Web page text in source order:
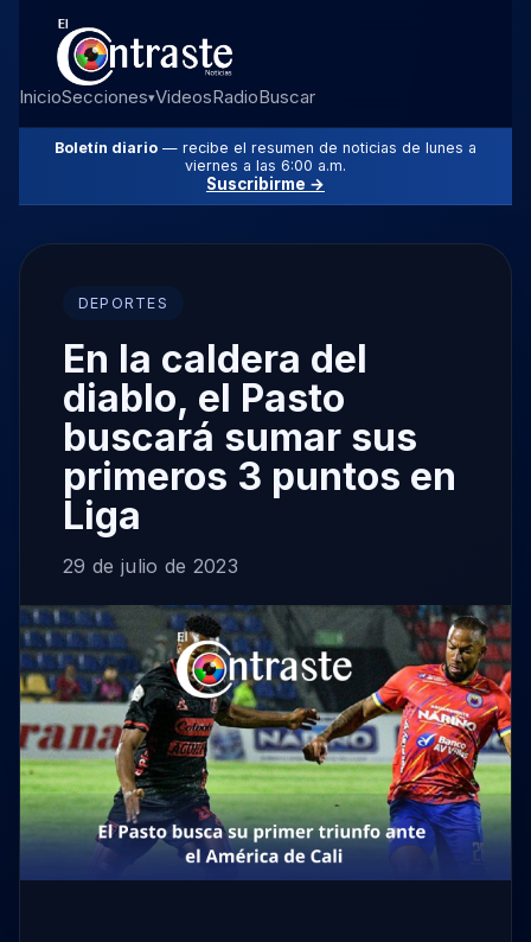
InicioSecciones▾VideosRadioBuscar
Boletín diario — recibe el resumen de noticias de lunes a
viernes a las 6:00 a.m.
Suscribirme →
DEPORTES
En la caldera del
diablo, el Pasto
buscará sumar sus
primeros 3 puntos en
Liga
29 de julio de 2023